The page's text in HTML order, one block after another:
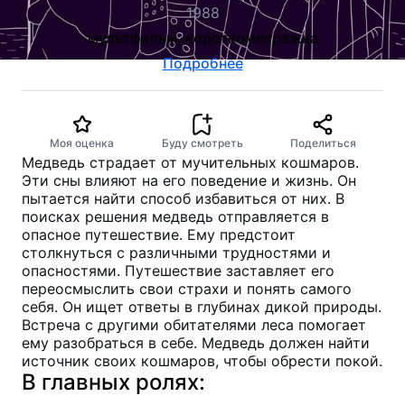
1988
мультфильм, короткометражка
Подробнее
Моя оценка Буду смотреть Поделиться
Медведь страдает от мучительных кошмаров.
Эти сны влияют на его поведение и жизнь. Он
пытается найти способ избавиться от них. В
поисках решения медведь отправляется в
опасное путешествие. Ему предстоит
столкнуться с различными трудностями и
опасностями. Путешествие заставляет его
переосмыслить свои страхи и понять самого
себя. Он ищет ответы в глубинах дикой природы.
Встреча с другими обитателями леса помогает
ему разобраться в себе. Медведь должен найти
источник своих кошмаров, чтобы обрести покой.
В главных ролях: